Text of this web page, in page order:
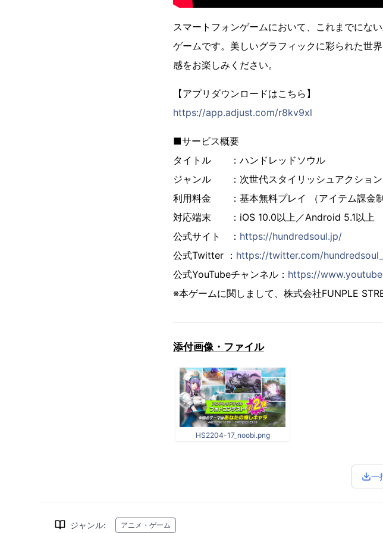
スマートフォンゲームにおいて、これまでにな
ゲームです。美しいグラフィックに彩られた世
感をお楽しみください。
【アプリダウンロードはこちら】
https://app.adjust.com/r8kv9xl
■サービス概要
タイトル ：ハンドレッドソウル
ジャンル ：次世代スタイリッシュアクション
利⽤料⾦ ：基本無料プレイ （アイテム課⾦制
対応端末 ：iOS 10.0以上／Android 5.1以上
公式サイト ： https://hundredsoul.jp/
公式Twitter ： https://twitter.com/
公式YouTubeチャンネル： https://
※本ゲームに関しまして、株式会社FUNPLE
添付画像・ファイル
HS2204-17_noobi.png
一
ジャンル: アニメ・ゲーム